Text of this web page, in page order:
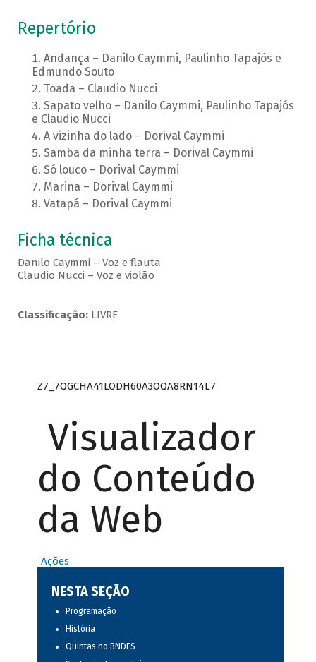
Repertório
Andança – Danilo Caymmi, Paulinho Tapajós e
Edmundo Souto
Toada – Claudio Nucci
Sapato velho – Danilo Caymmi, Paulinho Tapajós
e Claudio Nucci
A vizinha do lado – Dorival Caymmi
Samba da minha terra – Dorival Caymmi
Só louco – Dorival Caymmi
Marina – Dorival Caymmi
Vatapá – Dorival Caymmi
Ficha técnica
Danilo Caymmi – Voz e flauta
Claudio Nucci – Voz e violão
Classificação:LIVRE
Z7_7QGCHA41LODH60A3OQA8RN14L7
Visualizador
do Conteúdo
da Web
Ações
NESTA SEÇÃO
Programação
História
Quintas no BNDES